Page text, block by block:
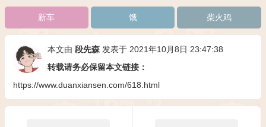
新车 饿 柴火鸡
本文由 段先森发表于 2021年10月8日 23:47:38
转载请务必保留本文链接：
https://www.duanxiansen.com/618.html